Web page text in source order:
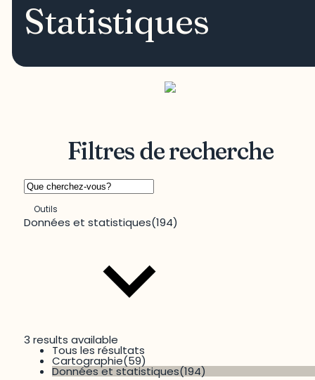
Statistiques
Filtres de recherche
Outils
Données et statistiques(194)
3 results available
TerritoireTous les résultats
Cartographie(59)
Données et statistiques(194)